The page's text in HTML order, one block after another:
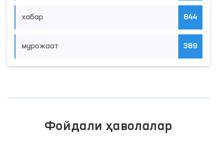
хабар 844
мурожаат 389
Фойдали ҳаволалар